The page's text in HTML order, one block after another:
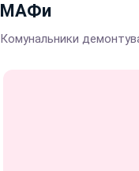
МАФи
Комунальники